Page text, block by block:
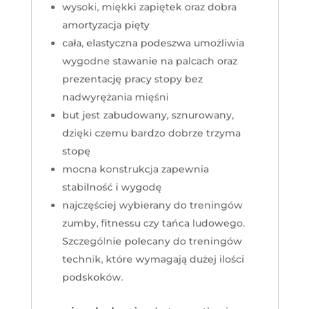
wysoki, miękki zapiętek oraz dobra
amortyzacja pięty
cała, elastyczna podeszwa umożliwia
wygodne stawanie na palcach oraz
prezentację pracy stopy bez
nadwyrężania mięśni
but jest zabudowany, sznurowany,
dzięki czemu bardzo dobrze trzyma
stopę
mocna konstrukcja zapewnia
stabilność i wygodę
najczęściej wybierany do treningów
zumby, fitnessu czy tańca ludowego.
Szczególnie polecany do treningów
technik, które wymagają dużej ilości
podskoków.